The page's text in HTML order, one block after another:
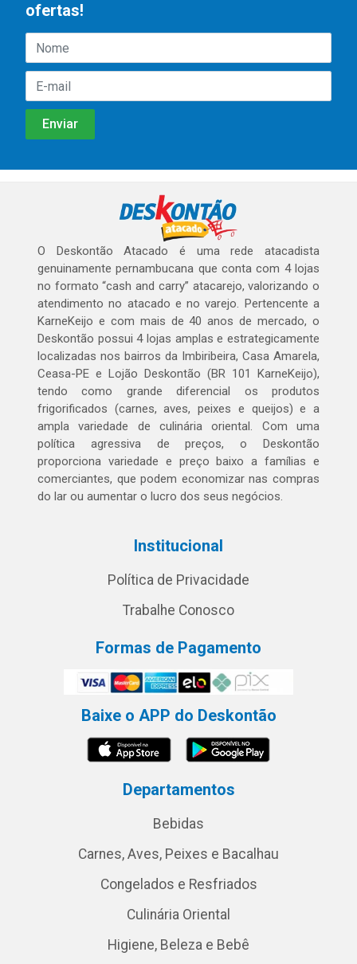
ofertas!
O Deskontão Atacado é uma rede atacadista
genuinamente pernambucana que conta com 4 lojas
no formato “cash and carry” atacarejo, valorizando o
atendimento no atacado e no varejo. Pertencente a
KarneKeijo e com mais de 40 anos de mercado, o
Deskontão possui 4 lojas amplas e estrategicamente
localizadas nos bairros da Imbiribeira, Casa Amarela,
Ceasa-PE e Lojão Deskontão (BR 101 KarneKeijo),
tendo como grande diferencial os produtos
frigorificados (carnes, aves, peixes e queijos) e a
ampla variedade de culinária oriental. Com uma
política agressiva de preços, o Deskontão
proporciona variedade e preço baixo a famílias e
comerciantes, que podem economizar nas compras
do lar ou aumentar o lucro dos seus negócios.
Institucional
Política de Privacidade
Trabalhe Conosco
Formas de Pagamento
Baixe o APP do Deskontão
Departamentos
Bebidas
Carnes, Aves, Peixes e Bacalhau
Congelados e Resfriados
Culinária Oriental
Higiene, Beleza e Bebê